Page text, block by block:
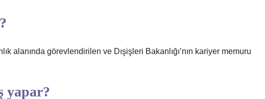
alanında görevlendirilen ve Dışişleri Bakanlığı’nın kariyer memuru
yapar?